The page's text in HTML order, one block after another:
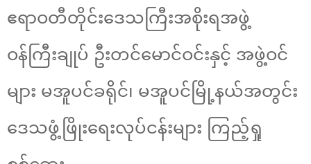
ဧရာဝတီတိုင်းဒေသကြီးအစိုးရအဖွဲ့
ဝန်ကြီးချုပ် ဦးတင်မောင်ဝင်းနှင့် အဖွဲ့ဝင်
များ မအူပင်ခရိုင်၊ မအူပင်မြို့နယ်အတွင်း
ဒေသဖွံ့ဖြိုးရေးလုပ်ငန်းများ ကြည့်ရှု